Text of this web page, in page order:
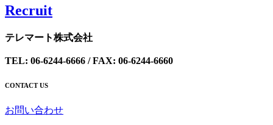
Recruit
テレマート株式会社
TEL: 06-6244-6666 / FAX: 06-6244-6660
CONTACT US
お問い合わせ